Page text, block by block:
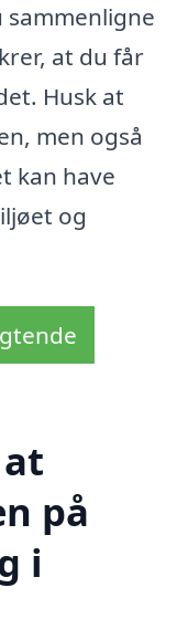
at du får
Husk at
men også
kan have
og
på
i